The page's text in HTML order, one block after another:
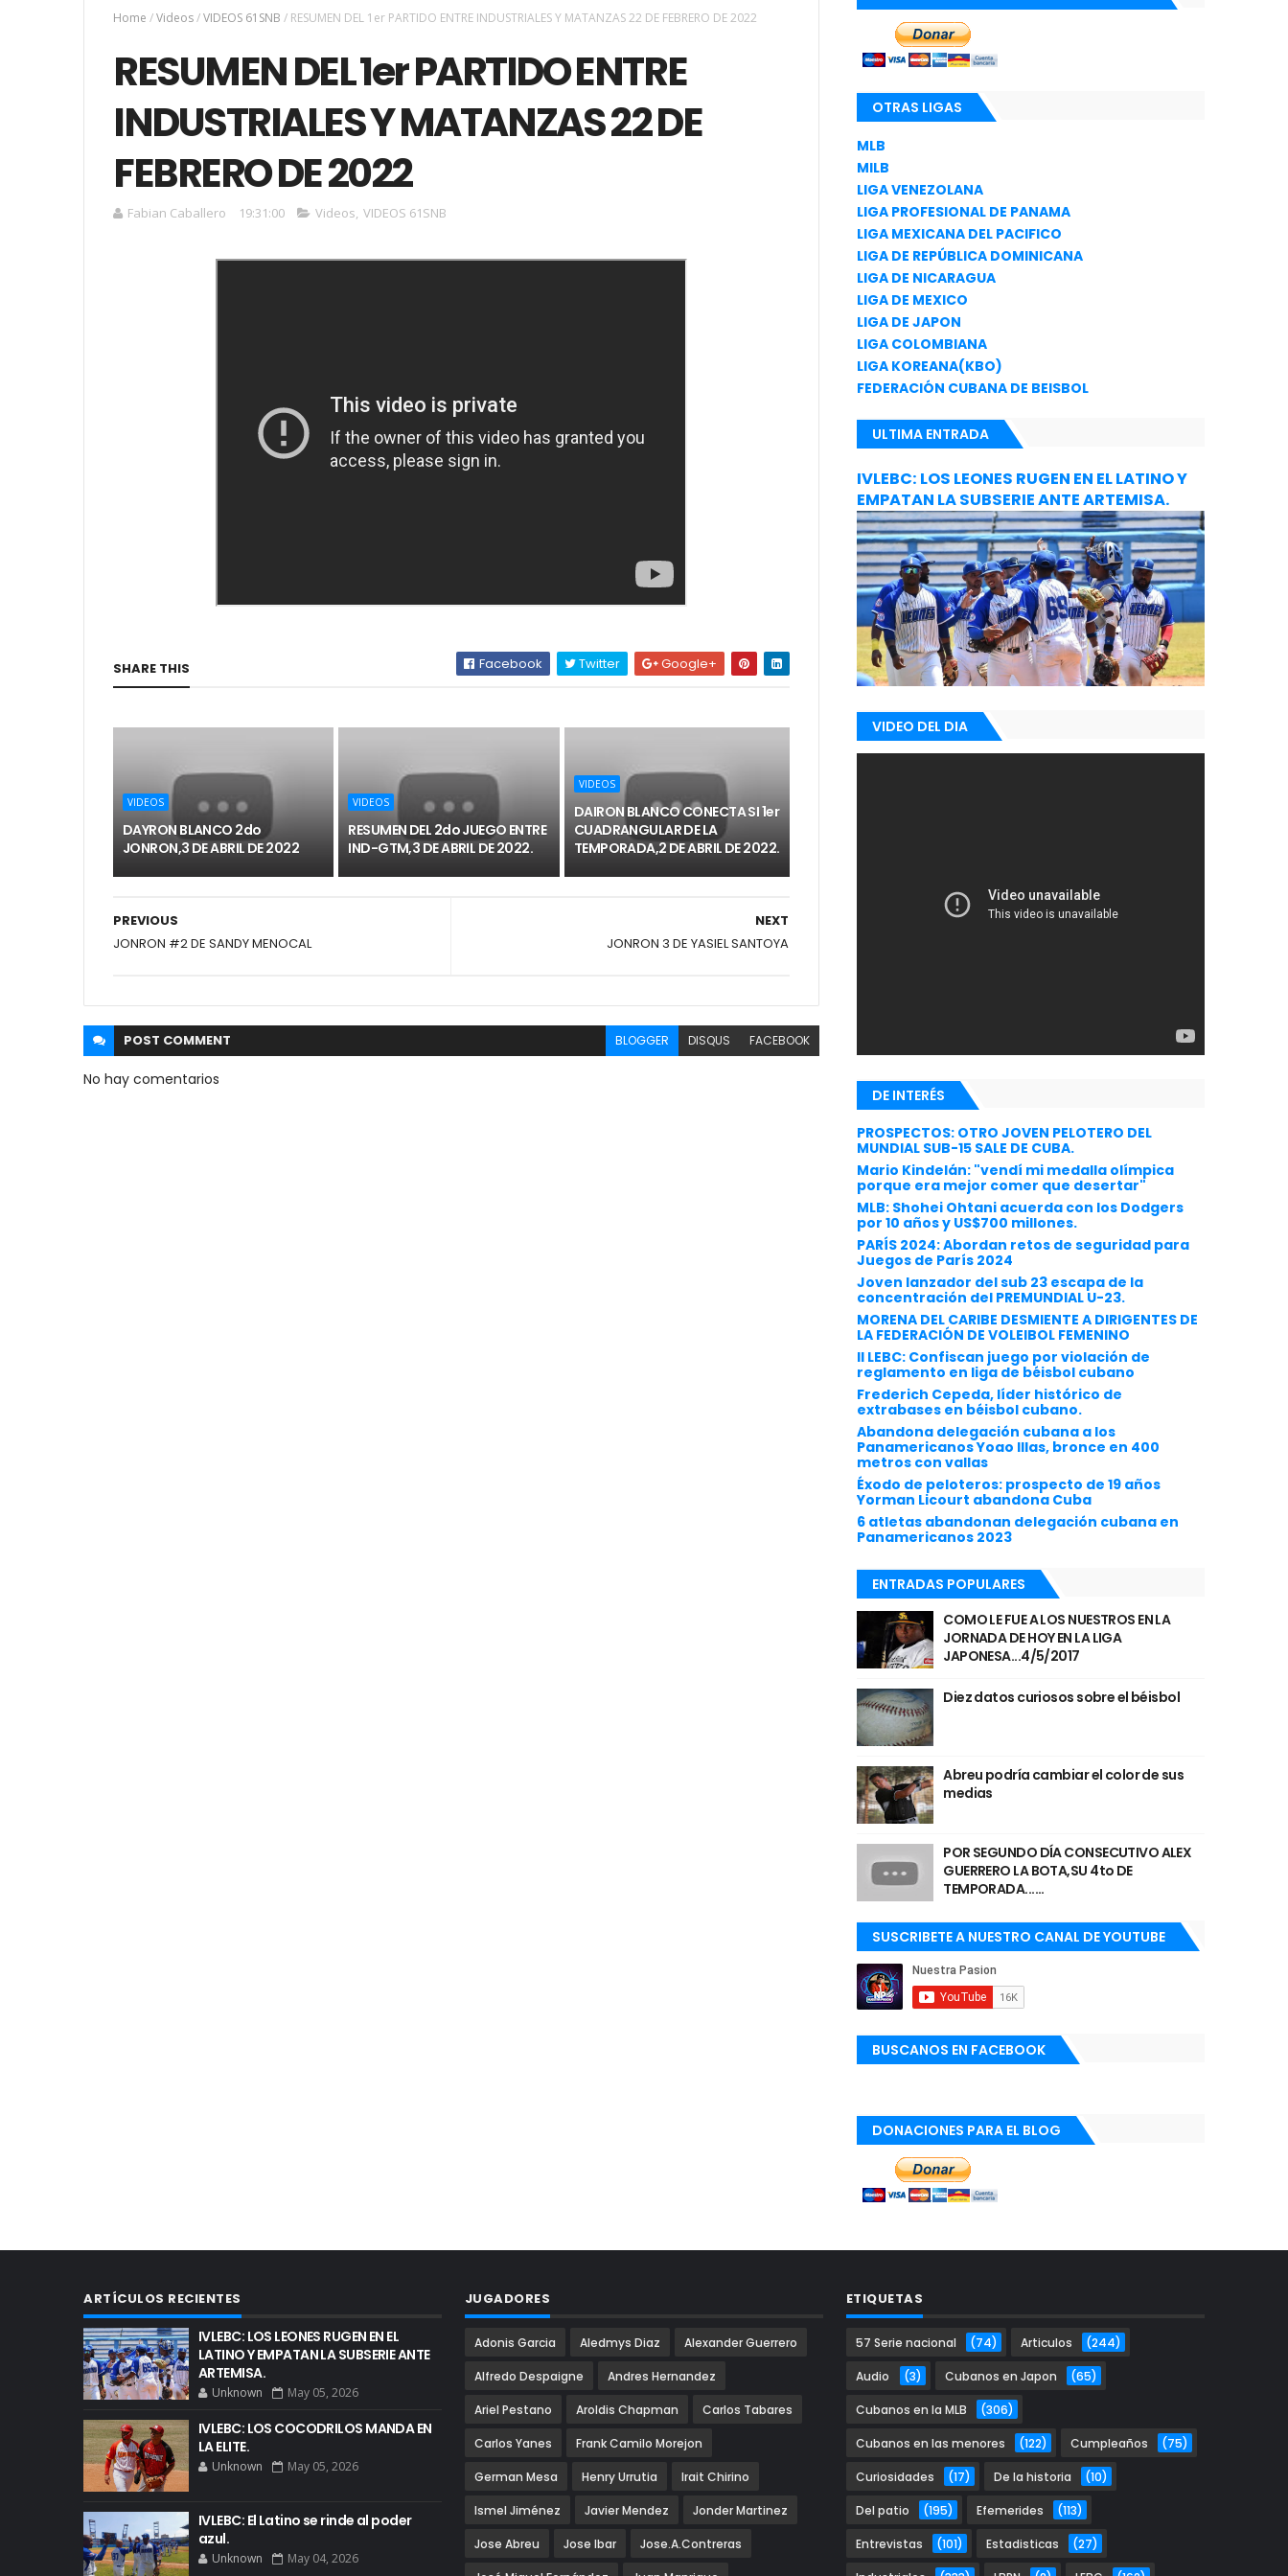
Home /Videos/VIDEOS 61SNB / RESUMEN DEL 1er PARTIDO ENTRE INDUSTRIALES Y MATANZAS 22 DE FEBRERO DE 2022
RESUMEN DEL 1er PARTIDO ENTRE
INDUSTRIALES Y MATANZAS 22 DE
FEBRERO DE 2022
Fabian Caballero 19:31:00 Videos, VIDEOS 61SNB
SHARE THIS Facebook Twitter Google+
VIDEOS
DAYRON BLANCO 2do
JONRON,3 DE ABRIL DE 2022
VIDEOS
RESUMEN DEL 2do JUEGO ENTRE
IND-GTM,3 DE ABRIL DE 2022.
VIDEOS
DAIRON BLANCO CONECTA SI 1er
CUADRANGULAR DE LA
TEMPORADA,2 DE ABRIL DE 2022.
NEXT
JONRON 3 DE YASIEL SANTOYA
PREVIOUS
JONRON #2 DE SANDY MENOCAL
POST COMMENT BLOGGER DISQUS FACEBOOK
No hay comentarios
OTRAS LIGAS
MLB
MILB
LIGA VENEZOLANA
LIGA PROFESIONAL DE PANAMA
LIGA MEXICANA DEL PACIFICO
LIGA DE REPÚBLICA DOMINICANA
LIGA DE NICARAGUA
LIGA DE MEXICO
LIGA DE JAPON
LIGA COLOMBIANA
LIGA KOREANA(KBO)
FEDERACIÓN CUBANA DE BEISBOL
ULTIMA ENTRADA
IVLEBC: LOS LEONES RUGEN EN EL LATINO Y
EMPATAN LA SUBSERIE ANTE ARTEMISA.
VIDEO DEL DIA
DE INTERÉS
PROSPECTOS: OTRO JOVEN PELOTERO DEL
MUNDIAL SUB-15 SALE DE CUBA.
Mario Kindelán: "vendí mi medalla olímpica
porque era mejor comer que desertar"
MLB: Shohei Ohtani acuerda con los Dodgers
por 10 años y US$700 millones.
PARÍS 2024: Abordan retos de seguridad para
Juegos de París 2024
Joven lanzador del sub 23 escapa de la
concentración del PREMUNDIAL U-23.
MORENA DEL CARIBE DESMIENTE A DIRIGENTES DE
LA FEDERACIÓN DE VOLEIBOL FEMENINO
II LEBC: Confiscan juego por violación de
reglamento en liga de béisbol cubano
Frederich Cepeda, líder histórico de
extrabases en béisbol cubano.
Abandona delegación cubana a los
Panamericanos Yoao Illas, bronce en 400
metros con vallas
Éxodo de peloteros: prospecto de 19 años
Yorman Licourt abandona Cuba
6 atletas abandonan delegación cubana en
Panamericanos 2023
ENTRADAS POPULARES
COMO LE FUE A LOS NUESTROS EN LA
JORNADA DE HOY EN LA LIGA
JAPONESA...4/5/2017
Diez datos curiosos sobre el béisbol
Abreu podría cambiar el color de sus
medias
POR SEGUNDO DÍA CONSECUTIVO ALEX
GUERRERO LA BOTA,SU 4to DE
TEMPORADA......
SUSCRIBETE A NUESTRO CANAL DE YOUTUBE
BUSCANOS EN FACEBOOK
DONACIONES PARA EL BLOG
ARTÍCULOS RECIENTES
IVLEBC: LOS LEONES RUGEN EN EL
LATINO Y EMPATAN LA SUBSERIE ANTE
ARTEMISA.
Unknown May 05, 2026
IVLEBC: LOS COCODRILOS MANDA EN
LA ELITE.
Unknown May 05, 2026
IVLEBC: El Latino se rinde al poder
azul.
Unknown May 04, 2026
JUGADORES
Adonis Garcia Aledmys Diaz Alexander Guerrero
Alfredo Despaigne Andres Hernandez
Ariel Pestano Aroldis Chapman Carlos Tabares
Carlos Yanes Frank Camilo Morejon
German Mesa Henry Urrutia Irait Chirino
Ismel Jiménez Javier Mendez Jonder Martinez
Jose Abreu Jose Ibar Jose.A.Contreras
ETIQUETAS
57 Serie nacional (74) Articulos (244)
Audio (3) Cubanos en Japon (65)
Cubanos en la MLB (306)
Cubanos en las menores (122) Cumpleaños (75)
Curiosidades (17) De la historia (10)
Del patio (195) Efemerides (113)
Entrevistas (101) Estadisticas (27)